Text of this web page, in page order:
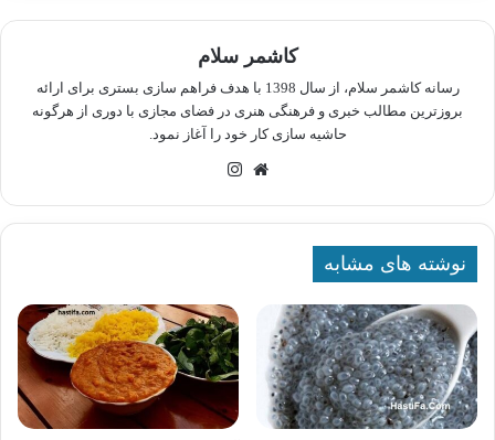
کاشمر سلام
رسانه کاشمر سلام، از سال 1398 با هدف فراهم سازی بستری برای ارائه
بروزترین مطالب خبری و فرهنگی هنری در فضای مجازی با دوری از هرگونه
حاشیه سازی کار خود را آغاز نمود.
وبسایت
نوشته های مشابه